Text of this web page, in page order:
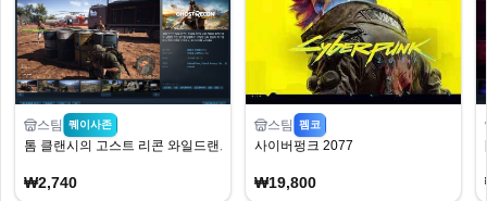
스팀 퀘이사존
톰 클랜시의 고스트 리콘 와일드랜드
₩2,740
스팀 펨코
사이버펑크 2077
₩19,800